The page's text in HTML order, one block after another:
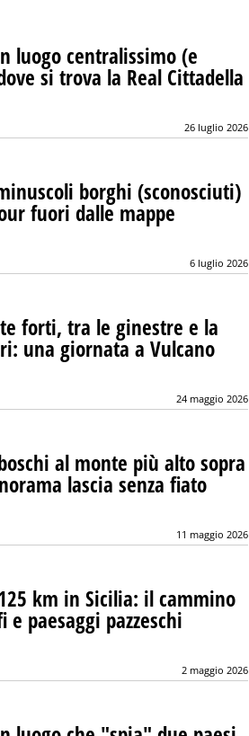
luogo centralissimo (e
si trova la Real Cittadella
26 luglio 2026
borghi (sconosciuti)
fuori dalle mappe
6 luglio 2026
forti, tra le ginestre e la
una giornata a Vulcano
24 maggio 2026
al monte più alto sopra
lascia senza fiato
11 maggio 2026
km in Sicilia: il cammino
paesaggi pazzeschi
2 maggio 2026